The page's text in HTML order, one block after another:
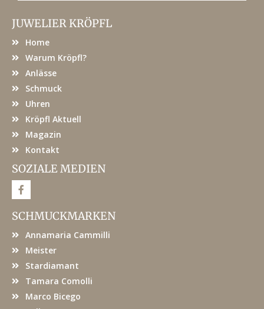
JUWELIER KRÖPFL
Home
Warum Kröpfl?
Anlässe
Schmuck
Uhren
Kröpfl Aktuell
Magazin
Kontakt
SOZIALE MEDIEN
F
a
e
b
o
SCHMUCKMARKEN
Annamaria Cammilli
Meister
Stardiamant
Tamara Comolli
Marco Bicego